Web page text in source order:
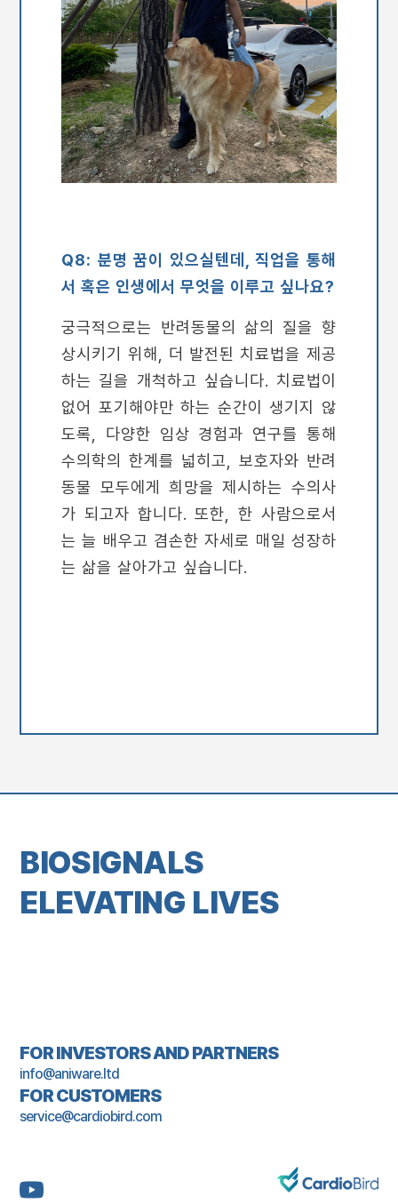
Q8: 분명 꿈이 있으실텐데, 직업을 통해
서 혹은 인생에서 무엇을 이루고 싶나요?
궁극적으로는 반려동물의 삶의 질을 향
상시키기 위해, 더 발전된 치료법을 제공
하는 길을 개척하고 싶습니다. 치료법이
없어 포기해야만 하는 순간이 생기지 않
도록, 다양한 임상 경험과 연구를 통해
수의학의 한계를 넓히고, 보호자와 반려
동물 모두에게 희망을 제시하는 수의사
가 되고자 합니다. 또한, 한 사람으로서
는 늘 배우고 겸손한 자세로 매일 성장하
는 삶을 살아가고 싶습니다.
BIOSIGNALS
ELEVATING LIVES
FOR INVESTORS AND PARTNERS
info@aniware.ltd
FOR CUSTOMERS
service@cardiobird.com